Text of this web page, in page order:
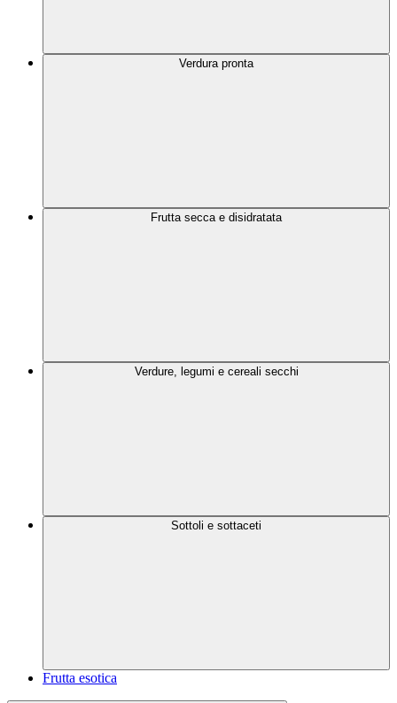
Verdura pronta
Frutta secca e disidratata
Verdure, legumi e cereali secchi
Sottoli e sottaceti
Frutta esotica